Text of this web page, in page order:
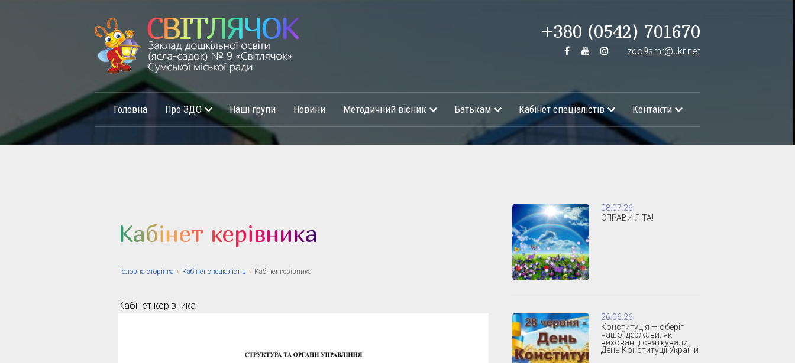
+380 (0542) 701670
zdo9smr@ukr.net
Головна Про ЗДО Наші групи Новини Методичний вісник Батькам Кабінет спеціалістів Контакти
08.07.26
СПРАВИ ЛІТА!
26.06.26
Конституція — оберіг
нашої держави: як
вихованці святкували
День Конституції України
Кабінет керівника
Головна сторiнка › Кабінет спеціалістів › Кабінет керівника
Кабінет керівника